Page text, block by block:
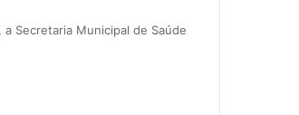
Secretaria Municipal de Saúde